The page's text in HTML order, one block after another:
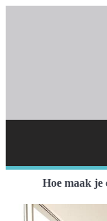
Hoe maak